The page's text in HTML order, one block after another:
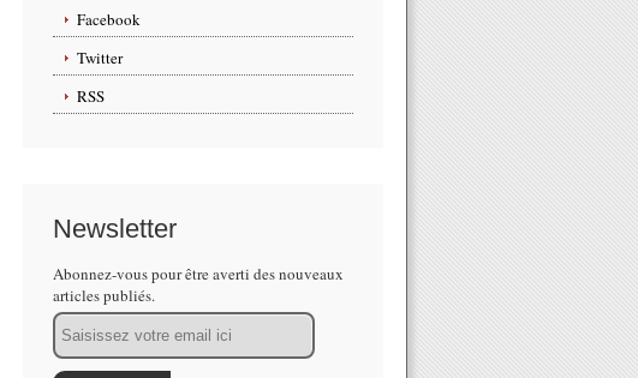
Facebook
Twitter
RSS
Newsletter
Abonnez-vous pour être averti des nouveaux
articles publiés.
Email